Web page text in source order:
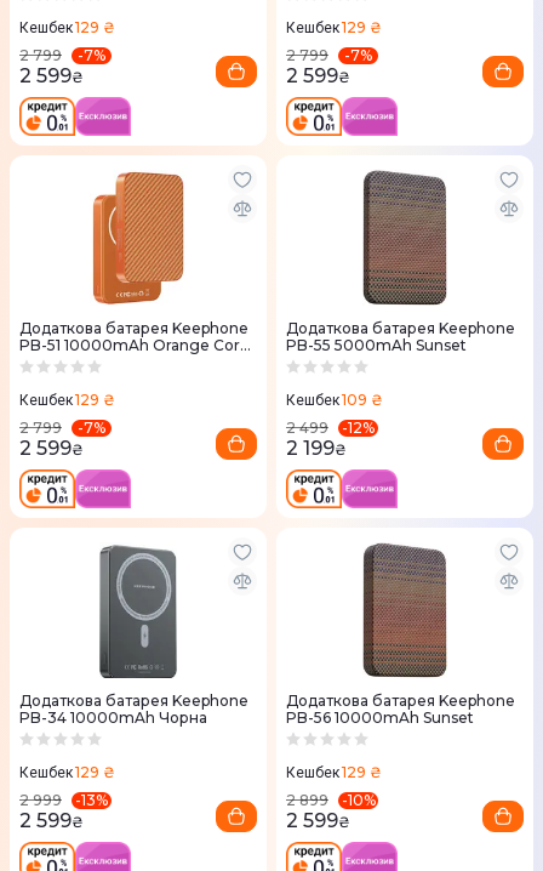
Кешбек129 ₴
2 799
-7%
2 599₴
Кешбек129 ₴
2 799
-7%
2 599₴
Додаткова батарея Keephone
PB-51 10000mAh Orange Coral
Twil
Кешбек129 ₴
2 799
-7%
2 599₴
Додаткова батарея Keephone
PB-55 5000mAh Sunset
Кешбек109 ₴
2 499
-12%
2 199₴
Додаткова батарея Keephone
PB-34 10000mAh Чорна
Кешбек129 ₴
2 999
-13%
2 599₴
Додаткова батарея Keephone
PB-56 10000mAh Sunset
Кешбек129 ₴
2 899
-10%
2 599₴